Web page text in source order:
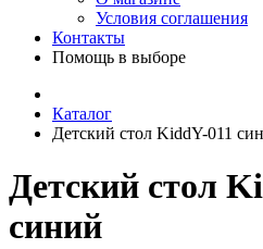
Условия соглашения
Контакты
Помощь в выборе
Каталог
Детский стол KiddY-011
Детский стол
синий